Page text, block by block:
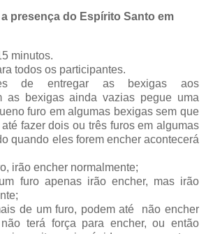
presença do Espírito Santo em
minutos.
todos os participantes.
de entregar as bexigas aos
as bexigas ainda vazias pegue uma
furo em algumas bexigas sem que
fazer dois ou três furos em algumas
quando eles forem encher acontecerá
irão encher normalmente;
furo apenas irão encher, mas irão
de um furo, podem até não encher
terá força para encher, ou então